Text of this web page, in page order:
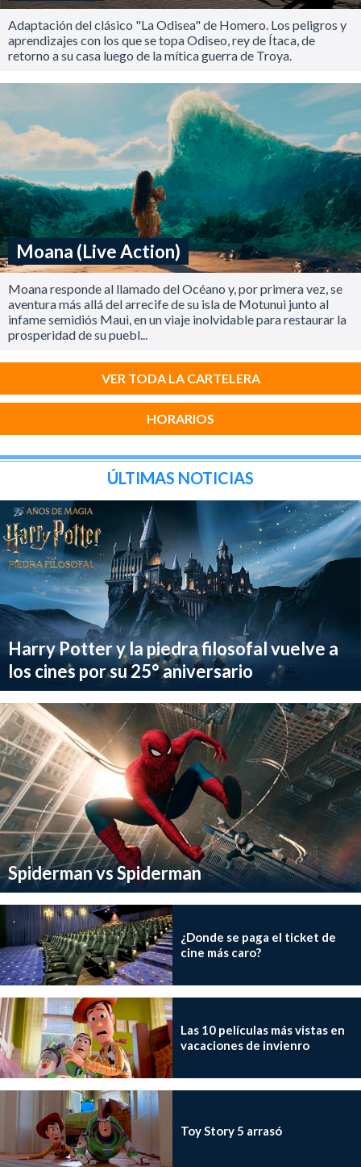
Adaptación del clásico "La Odisea" de Homero. Los peligros y
aprendizajes con los que se topa Odiseo, rey de Ítaca, de
retorno a su casa luego de la mítica guerra de Troya.
Moana (Live Action)
Moana responde al llamado del Océano y, por primera vez, se
aventura más allá del arrecife de su isla de Motunui junto al
infame semidiós Maui, en un viaje inolvidable para restaurar la
prosperidad de su puebl...
VER TODA LA CARTELERA
HORARIOS
ÚLTIMAS NOTICIAS
Harry Potter y la piedra filosofal vuelve a
los cines por su 25° aniversario
Spiderman vs Spiderman
¿Donde se paga el ticket de
cine más caro?
Las 10 películas más vistas en
vacaciones de invienro
Toy Story 5 arrasó